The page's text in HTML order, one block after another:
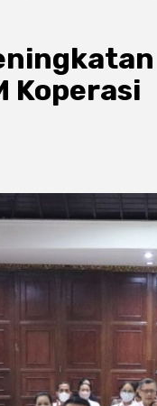
Koperasi